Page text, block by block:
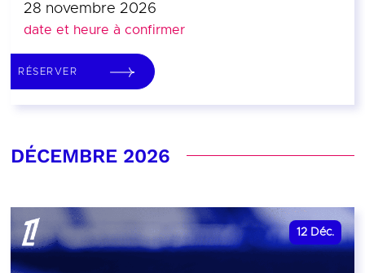
28 novembre 2026
date et heure à confirmer
RÉSERVER
DÉCEMBRE 2026
12 Déc.